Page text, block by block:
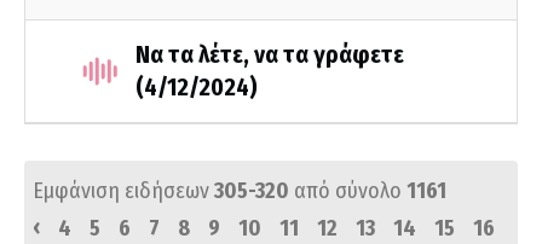
Να τα λέτε, να τα γράφετε
(4/12/2024)
Εμφάνιση ειδήσεων305-320 από σύνολο 1161
‹
4 5 6 7 8 9 10 11 12 13 14 15
16